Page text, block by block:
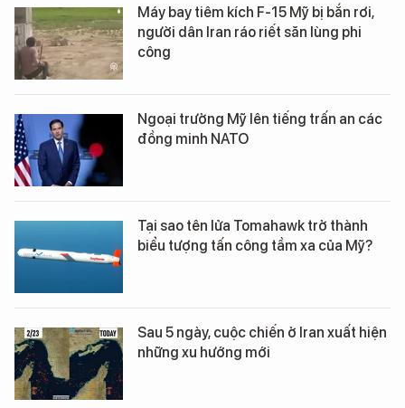
Máy bay tiêm kích F-15 Mỹ bị bắn rơi,
người dân Iran ráo riết săn lùng phi
công
Ngoại trưởng Mỹ lên tiếng trấn an các
đồng minh NATO
Tại sao tên lửa Tomahawk trở thành
biểu tượng tấn công tầm xa của Mỹ?
Sau 5 ngày, cuộc chiến ở Iran xuất hiện
những xu hướng mới